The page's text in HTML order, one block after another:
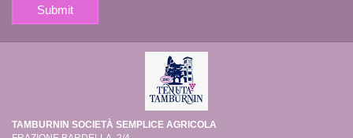
TAMBURNIN SOCIETÀ SEMPLICE AGRICOLA